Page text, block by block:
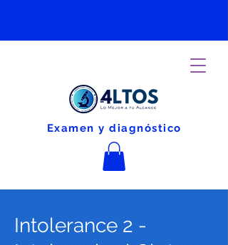
Examen y diagnóstico
Intolerance 2 -